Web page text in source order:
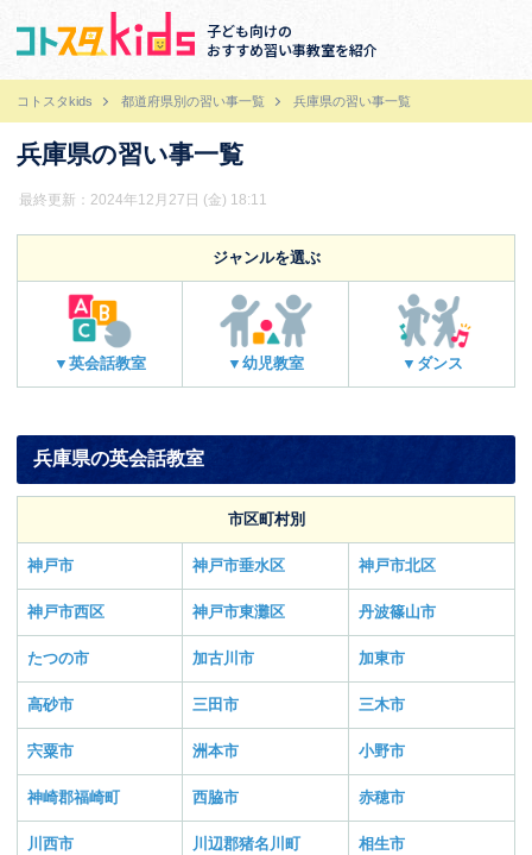
子ども向けの
おすすめ習い事教室を紹介
コトスタkids 都道府県別の習い事一覧 兵庫県の習い事一覧
兵庫県の習い事一覧
最終更新：2024年12月27日 (金) 18:11
ジャンルを選ぶ
▼英会話教室 ▼幼児教室 ▼ダンス
兵庫県の英会話教室
市区町村別
神戸市 神戸市垂水区 神戸市北区
神戸市西区 神戸市東灘区 丹波篠山市
たつの市 加古川市 加東市
高砂市 三田市 三木市
宍粟市 洲本市 小野市
神崎郡福崎町 西脇市 赤穂市
川西市 川辺郡猪名川町 相生市